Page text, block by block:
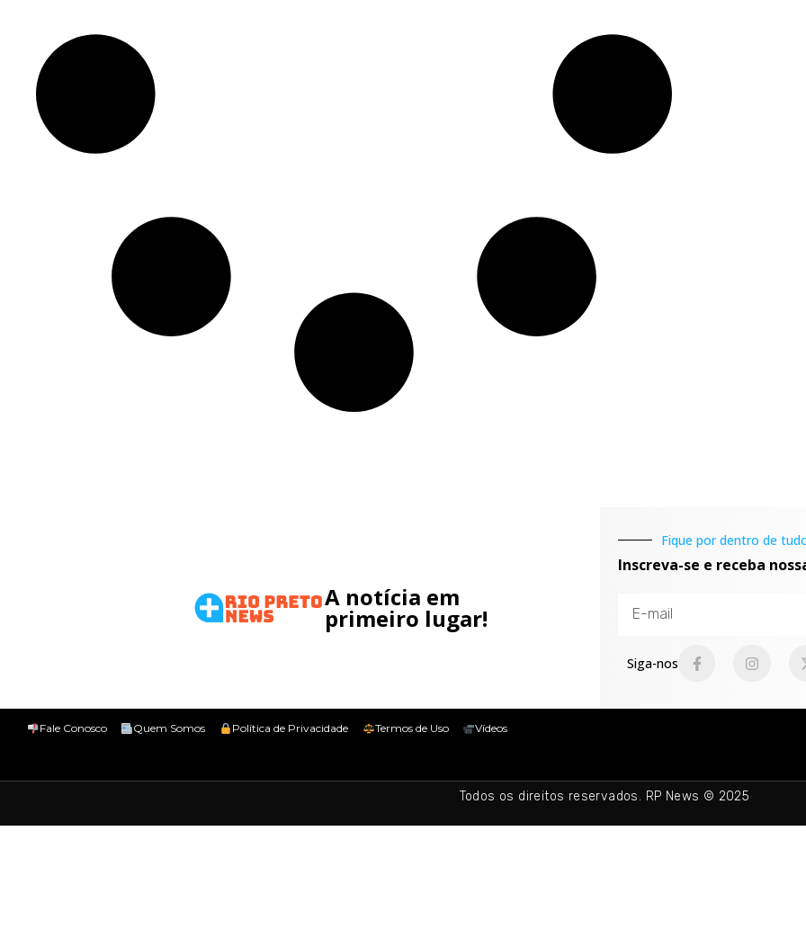
A notícia em
primeiro lugar!
Fique por dentro de
Inscreva-se e receba
Siga-nos
Fale Conosco Quem Somos Política de Privacidade Termos de Uso Vídeos
Todos os direitos reservados. RP News © 2025